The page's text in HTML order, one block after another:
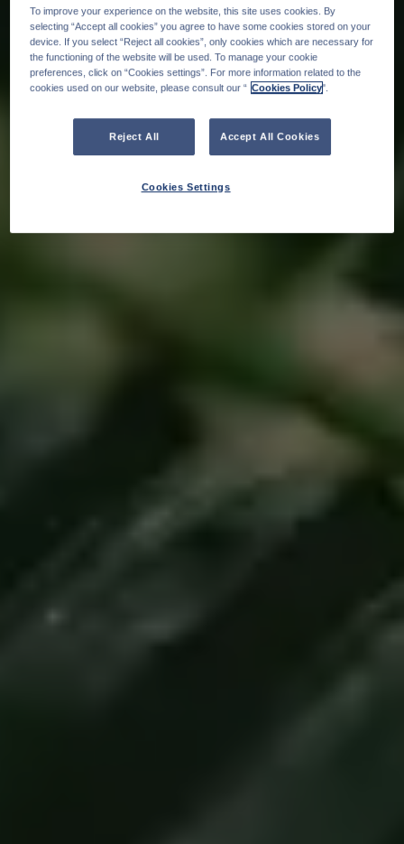
To improve your experience on the website, this site uses cookies. By
selecting “Accept all cookies” you agree to have some cookies stored on your
device. If you select “Reject all cookies”, only cookies which are necessary for
the functioning of the website will be used. To manage your cookie
preferences, click on “Cookies settings”. For more information related to the
cookies used on our website, please consult our “ Cookies Policy".
Reject All Accept All Cookies
Cookies Settings